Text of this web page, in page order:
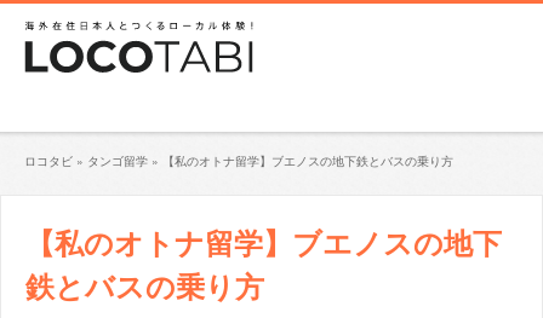
ロコタビ » タンゴ留学 » 【私のオトナ留学】ブエノスの地下鉄とバスの乗り方
【私のオトナ留学】ブエノスの地下
鉄とバスの乗り方